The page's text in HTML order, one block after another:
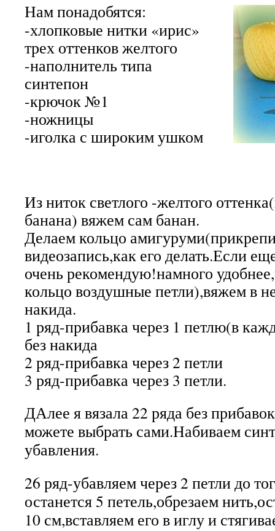
Нам понадобятся:
-хлопковые нитки «ирис»
трех оттенков желтого
-наполнитель типа
синтепон
-крючок №1
-ножницы
-иголка с широким ушком
Из ниток светлого -желтого
банана) вяжем сам банан.
Делаем кольцо
видеозапись,как его делать.Если
очень рекомендую!намного
кольцо воздушные петли),вяжем в
накида.
1 ряд-прибавка через 1 петлю(в
без накида
2 ряд-прибавка через 2 петли
3 ряд-прибавка через 3 петли.
ДАлее я вязала 22 ряда без
можете выбрать сами.Набиваем
убавления.
26 ряд-убавляем через 2 петли до
останется 5 петель,обрезаем
10 см,вставляем его в иглу и